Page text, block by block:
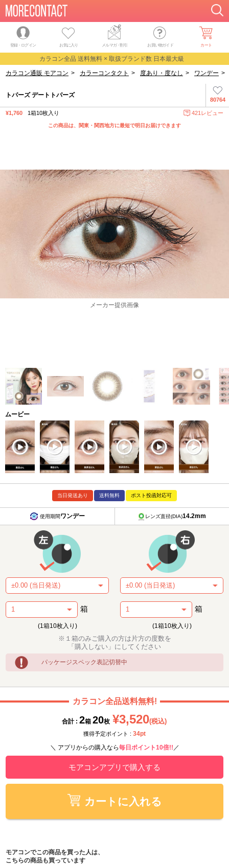
登録・ログイン お気に入り メルマガ・割引 お買い物ガイド カート
カラコン全品 送料無料 × 取扱ブランド数 日本最大級
カラコン通販 モアコン > カラーコンタクト > 度あり・度なし > ワンデー >
80764
トパーズ デートトパーズ
¥1,760 1箱10枚入り 421レビュー
この商品は、関東・関西地方に最短で明日お届けできます
ムービー
当日発送あり 送料無料 ポスト投函対応可
使用期間ワンデー レンズ直径(DIA)14.2mm
箱
(1箱10枚入り)
箱
(1箱10枚入り)
※１箱のみご購入の方は片方の度数を
「購入しない」にしてください
パッケージスペック表記切替中
カラコン全品送料無料!
合計 : 2箱 20枚 ¥3,520(税込)
獲得予定ポイント : 34pt
＼ アプリからの購入なら毎日ポイント10倍!! ／
モアコンアプリで購入する
カートに入れる
モアコンでこの商品を買った人は、
こちらの商品も買っています